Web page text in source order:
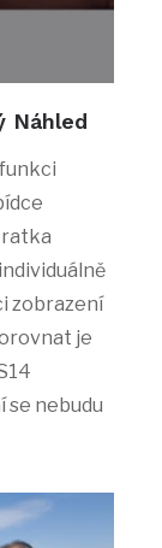
Náhled
zobrazení
je
se nebudu